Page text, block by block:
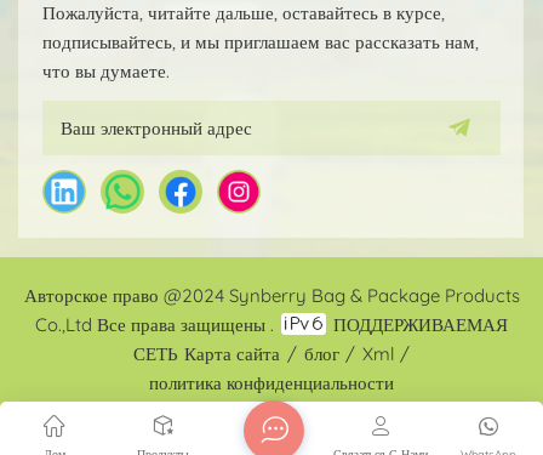
Пожалуйста, читайте дальше, оставайтесь в курсе,
подписывайтесь, и мы приглашаем вас рассказать нам,
что вы думаете.
Авторское право @2024 Synberry Bag & Package Products
Co.,Ltd Все права защищены .
ПОДДЕРЖИВАЕМАЯ
СЕТЬ Карта сайта / блог / Xml /
политика конфиденциальности